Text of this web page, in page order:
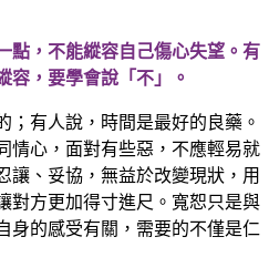
點，不能縱容自己傷心失望。有
容，要學會說「不」。
；有人說，時間是最好的良藥。
情心，面對有些惡，不應輕易就
讓、妥協，無益於改變現狀，用
對方更加得寸進尺。寬恕只是與
身的感受有關，需要的不僅是仁